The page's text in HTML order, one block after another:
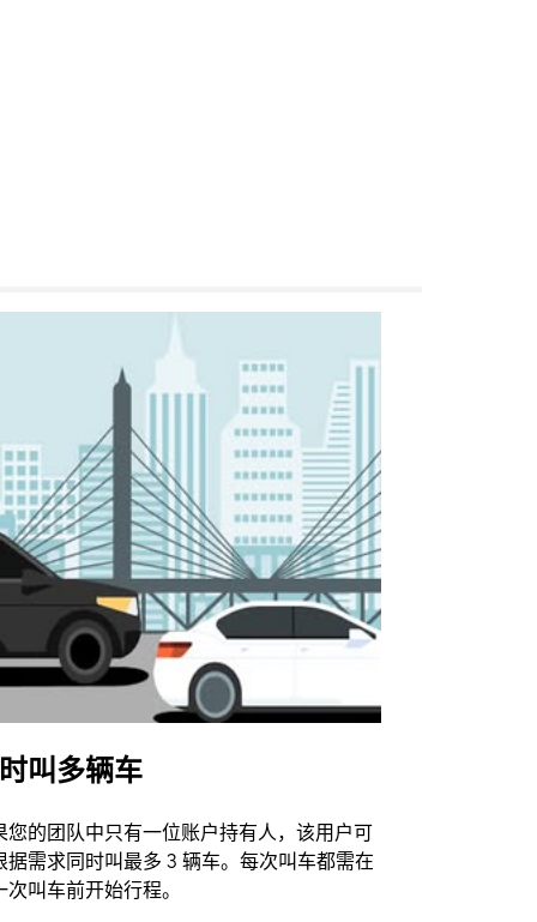
叫多辆车
您的团队中只有一位账户持有人，该用户可
据需求同时叫最多 3 辆车。每次叫车都需在
次叫车前开始行程。